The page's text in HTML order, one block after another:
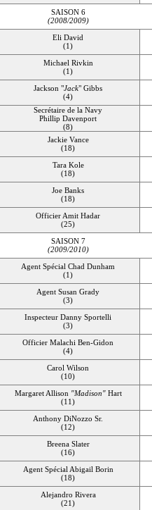
SAISON 6
(2008/2009)
Eli David
(1)
Michael Rivkin
(1)
Jackson "Jack" Gibbs
(4)
Secrétaire de la Navy
Phillip Davenport
(8)
Jackie Vance
(18)
Tara Kole
(18)
Joe Banks
(18)
Officier Amit Hadar
(25)
SAISON 7
(2009/2010)
Agent Spécial Chad Dunham
(1)
Agent Susan Grady
(3)
Inspecteur Danny Sportelli
(3)
Officier Malachi Ben-Gidon
(4)
Carol Wilson
(10)
Margaret Allison "Madison"Hart
(11)
Anthony DiNozzo Sr.
(12)
Breena Slater
(16)
Agent Spécial Abigail Borin
(18)
Alejandro Rivera
(21)